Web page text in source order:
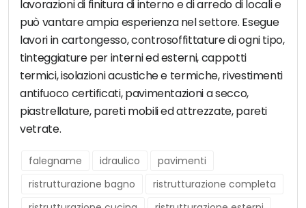
lavorazioni di finitura di interno e di arredo di locali e
può vantare ampia esperienza nel settore. Esegue
lavori in cartongesso, controsoffittature di ogni tipo,
tinteggiature per interni ed esterni, cappotti
termici, isolazioni acustiche e termiche, rivestimenti
antifuoco certificati, pavimentazioni a secco,
piastrellature, pareti mobili ed attrezzate, pareti
vetrate.
falegname idraulico
pavimenti
ristrutturazione bagno
ristrutturazione completa